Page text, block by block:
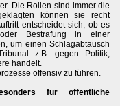
Die Rollen sind immer die
können sie recht
entscheidet sich, ob es
Bestrafung in einer
um einen Schlagabtausch
z.B. gegen Politik,
handelt.
offensiv zu führen.
für öffentliche